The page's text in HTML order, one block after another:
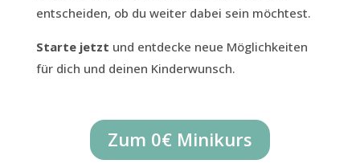
entscheiden, ob du weiter dabei sein möchtest.
Starte jetzt und entdecke neue Möglichkeiten
für dich und deinen Kinderwunsch.
Zum 0€ Minikurs